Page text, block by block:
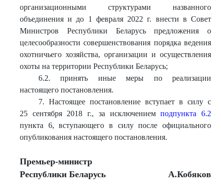
организационными структурами названного
объединения и до 1 февраля 2022 г. внести в Совет
Министров Республики Беларусь предложения о
целесообразности совершенствования порядка ведения
охотничьего хозяйства, организации и осуществления
охоты на территории Республики Беларусь;
6.2. принять иные меры по реализации
настоящего постановления.
7. Настоящее постановление вступает в силу с
25 сентября 2018 г., за исключениемподпункта 6.2
пункта 6, вступающего в силу после официального
опубликования настоящего постановления.
Премьер-министр
Республики Беларусь
А.Кобяков